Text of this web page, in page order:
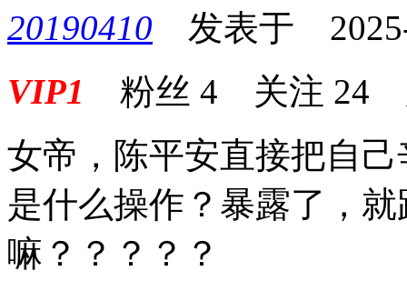
20190410 发表于 2025-
VIP1 粉丝 4 关注 24
女帝，陈平安直接把自
是什么操作？暴露了，
嘛？？？？？